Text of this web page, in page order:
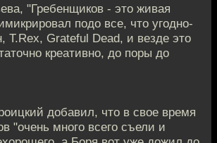
"Гребенщиков - это живая
подо все, что угодно-
T.Rex, Grateful Dead, и везде это
креативно, до поры до
добавил, что в свое время
"очень много всего съели и